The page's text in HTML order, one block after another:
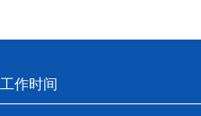
工作时间